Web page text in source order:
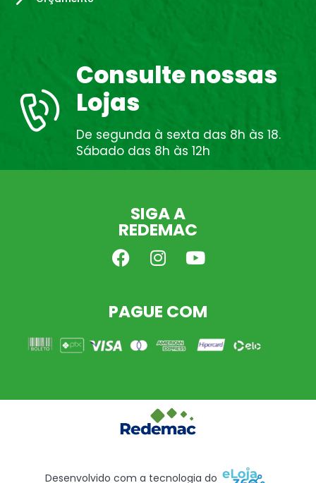
Consulte nossas
Lojas
De segunda à sexta das 8h às 18.
Sábado das 8h às 12h
SIGA A
REDEMAC
PAGUE COM
Desenvolvido com a tecnologia do